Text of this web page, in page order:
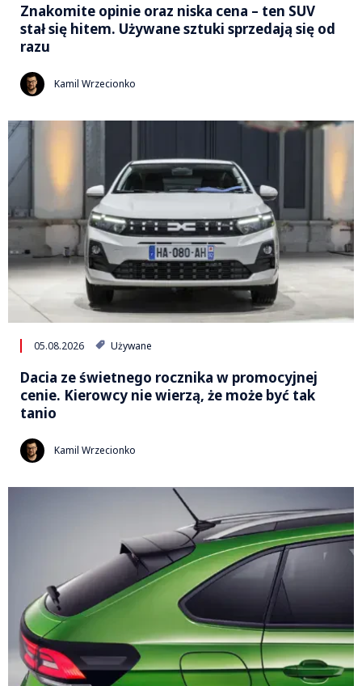
Znakomite opinie oraz niska cena – ten SUV
stał się hitem. Używane sztuki sprzedają się od
razu
Kamil Wrzecionko
05.08.2026 Używane
Dacia ze świetnego rocznika w promocyjnej
cenie. Kierowcy nie wierzą, że może być tak
tanio
Kamil Wrzecionko